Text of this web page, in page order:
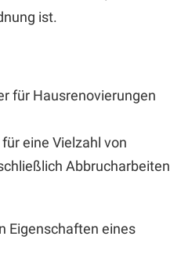
ist.
für Hausrenovierungen
eine Vielzahl von
Abbrucharbeiten
Eigenschaften eines